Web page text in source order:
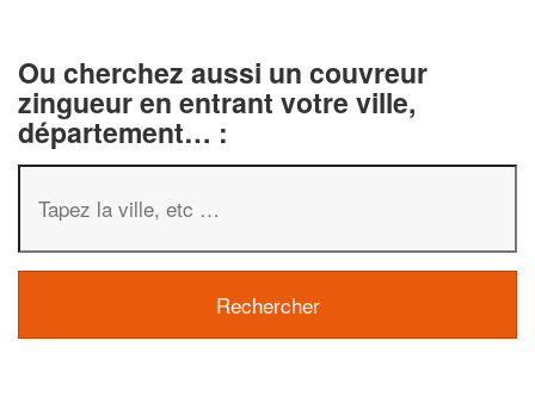
Ou cherchez aussi un couvreur
zingueur en entrant votre ville,
département… :